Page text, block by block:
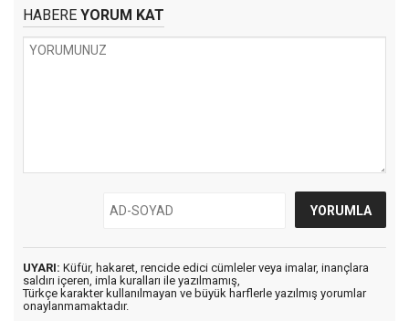
HABERE YORUM KAT
UYARI: Küfür, hakaret, rencide edici cümleler veya imalar, inançlara
saldırı içeren, imla kuralları ile yazılmamış,
Türkçe karakter kullanılmayan ve büyük harflerle yazılmış yorumlar
onaylanmamaktadır.